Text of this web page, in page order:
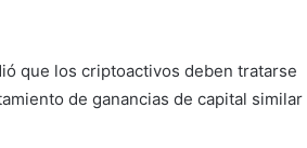
que los criptoactivos deben tratarse
de ganancias de capital similar